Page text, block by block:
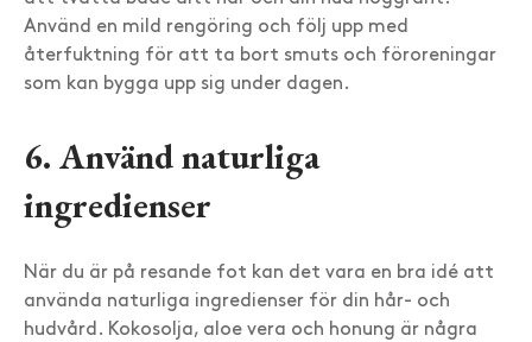
Använd en mild rengöring och följ upp med
återfuktning för att ta bort smuts och föroreningar
som kan bygga upp sig under dagen.
6. Använd naturliga
ingredienser
När du är på resande fot kan det vara en bra idé att
använda naturliga ingredienser för din hår- och
hudvård. Kokosolja, aloe vera och honung är några